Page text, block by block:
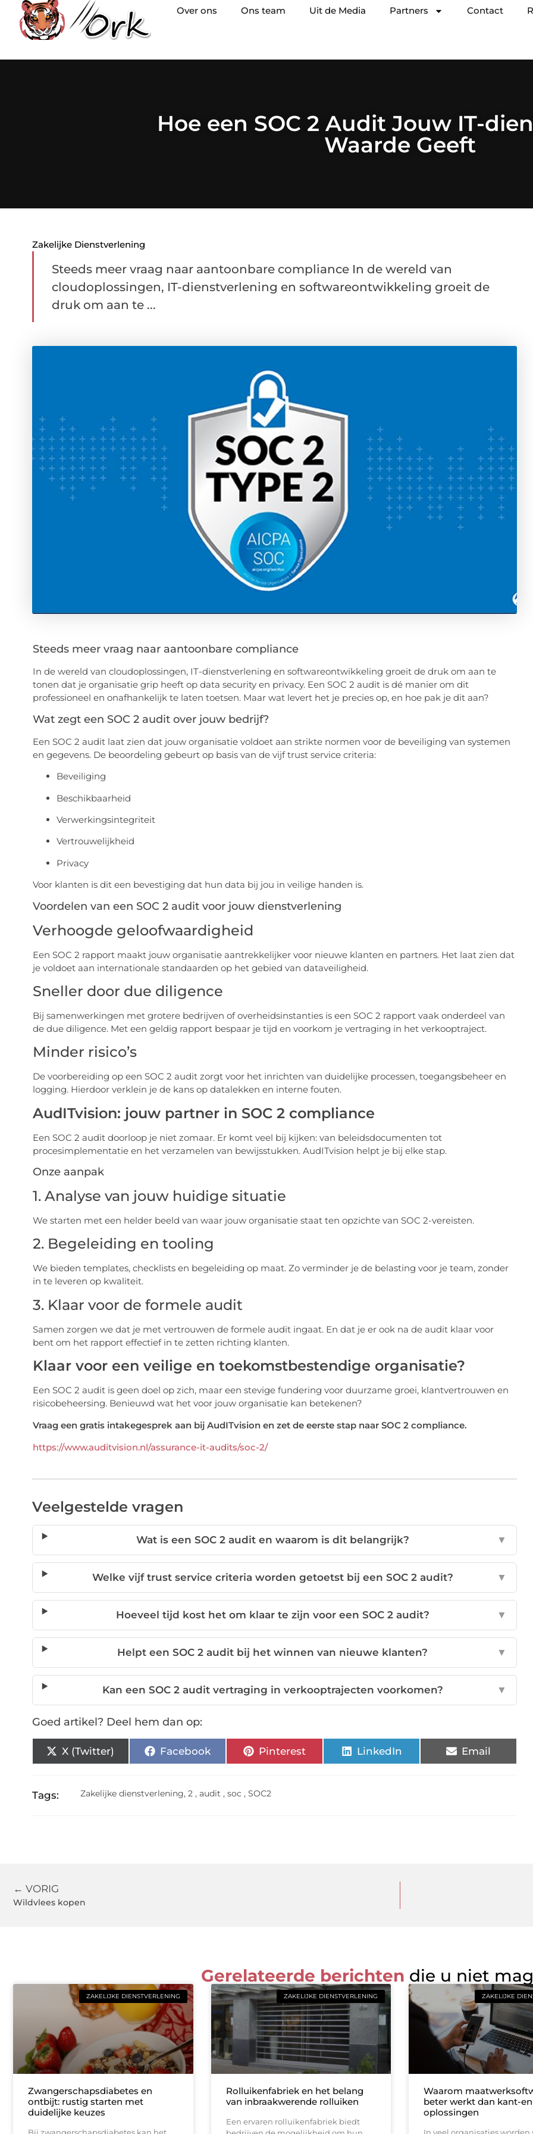
Over ons Ons team Uit de Media Partners Contact
Hoe een SOC 2 Audit Jouw IT-
Waarde Geeft
Zakelijke Dienstverlening
Steeds meer vraag naar aantoonbare compliance In de wereld van
cloudoplossingen, IT-dienstverlening en softwareontwikkeling groeit de
druk om aan te ...
Steeds meer vraag naar aantoonbare compliance
In de wereld van cloudoplossingen, IT-dienstverlening en softwareontwikkeling groeit de druk om aan te
tonen dat je organisatie grip heeft op data security en privacy. Een SOC 2 audit is dé manier om dit
professioneel en onafhankelijk te laten toetsen. Maar wat levert het je precies op, en hoe pak je dit aan?
Wat zegt een SOC 2 audit over jouw bedrijf?
Een SOC 2 audit laat zien dat jouw organisatie voldoet aan strikte normen voor de beveiliging van systemen
en gegevens. De beoordeling gebeurt op basis van de vijf trust service criteria:
Beveiliging
Beschikbaarheid
Verwerkingsintegriteit
Vertrouwelijkheid
Privacy
Voor klanten is dit een bevestiging dat hun data bij jou in veilige handen is.
Voordelen van een SOC 2 audit voor jouw dienstverlening
Verhoogde geloofwaardigheid
Een SOC 2 rapport maakt jouw organisatie aantrekkelijker voor nieuwe klanten en partners. Het laat zien dat
je voldoet aan internationale standaarden op het gebied van dataveiligheid.
Sneller door due diligence
Bij samenwerkingen met grotere bedrijven of overheidsinstanties is een SOC 2 rapport vaak onderdeel van
de due diligence. Met een geldig rapport bespaar je tijd en voorkom je vertraging in het verkooptraject.
Minder risico’s
De voorbereiding op een SOC 2 audit zorgt voor het inrichten van duidelijke processen, toegangsbeheer en
logging. Hierdoor verklein je de kans op datalekken en interne fouten.
AudITvision: jouw partner in SOC 2 compliance
Een SOC 2 audit doorloop je niet zomaar. Er komt veel bij kijken: van beleidsdocumenten tot
procesimplementatie en het verzamelen van bewijsstukken. AudITvision helpt je bij elke stap.
Onze aanpak
1. Analyse van jouw huidige situatie
We starten met een helder beeld van waar jouw organisatie staat ten opzichte van SOC 2-vereisten.
2. Begeleiding en tooling
We bieden templates, checklists en begeleiding op maat. Zo verminder je de belasting voor je team, zonder
in te leveren op kwaliteit.
3. Klaar voor de formele audit
Samen zorgen we dat je met vertrouwen de formele audit ingaat. En dat je er ook na de audit klaar voor
bent om het rapport effectief in te zetten richting klanten.
Klaar voor een veilige en toekomstbestendige organisatie?
Een SOC 2 audit is geen doel op zich, maar een stevige fundering voor duurzame groei, klantvertrouwen en
risicobeheersing. Benieuwd wat het voor jouw organisatie kan betekenen?
Vraag een gratis intakegesprek aan bij AudITvision en zet de eerste stap naar SOC 2 compliance.
https://www.auditvision.nl/assurance-it-audits/soc-2/
Veelgestelde vragen
Wat is een SOC 2 audit en waarom is dit belangrijk? ▼
Welke vijf trust service criteria worden getoetst bij een SOC 2 audit? ▼
Hoeveel tijd kost het om klaar te zijn voor een SOC 2 audit? ▼
Helpt een SOC 2 audit bij het winnen van nieuwe klanten? ▼
Kan een SOC 2 audit vertraging in verkooptrajecten voorkomen? ▼
Goed artikel? Deel hem dan op:
X (Twitter) Facebook Pinterest LinkedIn Email
Tags: Zakelijke dienstverlening,2 ,audit ,soc ,SOC2
← VORIG
Wildvlees kopen
Gerelateerde berichten die u niet
ZAKELIJKE DIENSTVERLENING
Zwangerschapsdiabetes en
ontbijt: rustig starten met
duidelijke keuzes
ZAKELIJKE DIENSTVERLENING
Rolluikenfabriek en het belang
van inbraakwerende rolluiken
Een ervaren rolluikenfabriek biedt
ZAKELIJKE
Waarom
beter werkt dan kant-
oplossingen